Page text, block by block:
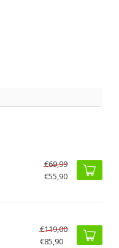
€69,99
€55,90
€119,00
€85,90